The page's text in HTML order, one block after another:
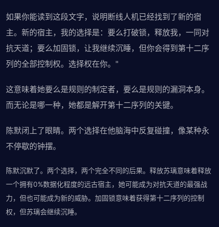
如果你能读到这段文字，说明断线人机已经找到了新的宿
主。新的宿主，我的选择是：要么打破锁，释放我，一同对
抗天道；要么加固锁，让我继续沉睡，但你会得到第十二序
列的全部控制权。选择权在你。"
这意味着她要么是规则的制定者，要么是规则的漏洞本身。
而无论是哪一种，她都是解开第十二序列的关键。
陈默闭上了眼睛。两个选择在他脑海中反复碰撞，像某种永
不停歇的钟摆。
陈默沉默了。两个选择，两个完全不同的后果。释放苏璃意味着释放
一个拥有0%数据化程度的远古宿主，她可能成为对抗天道的最强战
力，但也可能成为新的威胁。加固锁意味着获得第十二序列的控制
权，但苏璃会继续沉睡。